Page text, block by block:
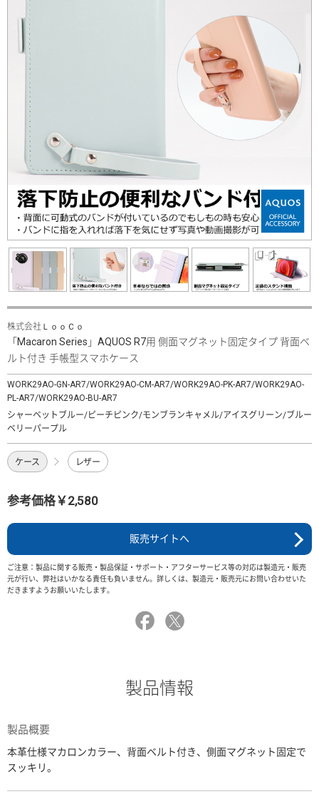
株式会社ＬｏｏＣｏ
「Macaron Series」AQUOS R7用 側面マグネット固定タイプ 背面ベ
ルト付き 手帳型スマホケース
WORK29AO-GN-AR7/WORK29AO-CM-AR7/WORK29AO-PK-AR7/WORK29AO-
PL-AR7/WORK29AO-BU-AR7
シャーベットブルー/ピーチピンク/モンブランキャメル/アイスグリーン/ブルー
ベリーパープル
ケース レザー
参考価格￥2,580
販売サイトへ
ご注意：製品に関する販売・製品保証・サポート・アフターサービス等の対応は製造元・販売
元が行い、弊社はいかなる責任も負いません。詳しくは、製造元・販売元にお問い合わせいた
だきますようお願いいたします。
製品情報
製品概要
本革仕様マカロンカラー、背面ベルト付き、側面マグネット固定で
スッキリ。